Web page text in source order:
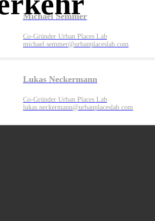
Michael Semmer
Co-Gründer Urban Places Lab
michael.semmer@urbanplaceslab.com
Lukas Neckermann
Co-Gründer Urban Places Lab
lukas.neckermann@urbanplaceslab.com